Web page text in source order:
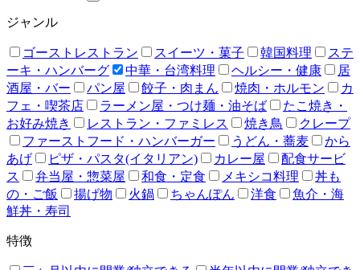
ジャンル
ゴーストレストラン スイーツ・菓子 韓国料理
ステ
ーキ・ハンバーグ
中華・台湾料理 ヘルシー・健康
居
酒屋・バー
パン屋 餃子・肉まん 焼肉・ホルモン
カ
フェ・喫茶店
ラーメン屋・つけ麺・油そば
たこ焼き・
お好み焼き
レストラン・ファミレス 焼き鳥
クレープ
ファーストフード・ハンバーガー
うどん・蕎麦
から
あげ
ピザ・パスタ(イタリアン) カレー屋
配食サービ
ス
弁当屋・惣菜屋 和食・定食 メキシコ料理
丼も
の・ご飯
揚げ物 火鍋 ちゃんぽん 洋食
魚介・海
鮮丼・寿司
特徴